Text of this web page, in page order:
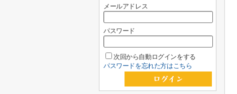
メールアドレス
パスワード
次回から自動ログインをする
パスワードを忘れた方はこちら